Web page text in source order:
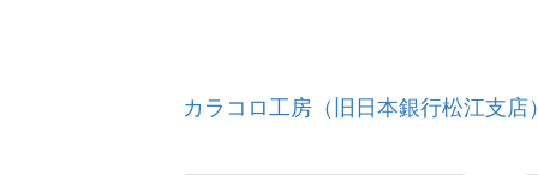
カラコロ工房（旧日本銀行松江支店